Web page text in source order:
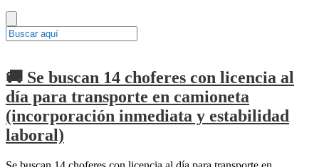
🚚 Se buscan 14 choferes con licencia al
día para transporte en camioneta
(incorporación inmediata y estabilidad
laboral)